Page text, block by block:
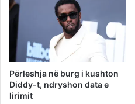
Përleshja në burg i kushton
Diddy-t, ndryshon data e
lirimit